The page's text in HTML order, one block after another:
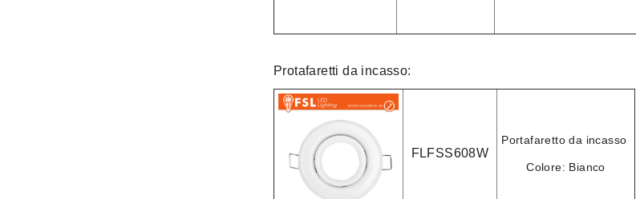
Protafaretti da incasso:
FLFSS608W
Portafaretto da incasso
Colore: Bianco